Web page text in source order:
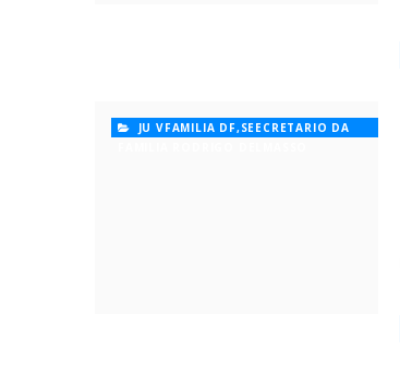
JU VFAMILIA DF,SEECRETARIO DA